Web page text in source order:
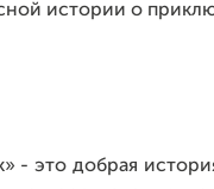
истории о
- это добрая